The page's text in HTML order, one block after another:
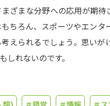
大学
学問の
ざまな分野への応用が期待
ちろん、スポーツやエンタ
えられるでしょう。思いが
れないのです。